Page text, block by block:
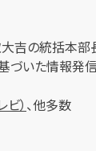
吉の統括本部
いた情報発信
） 、他多数